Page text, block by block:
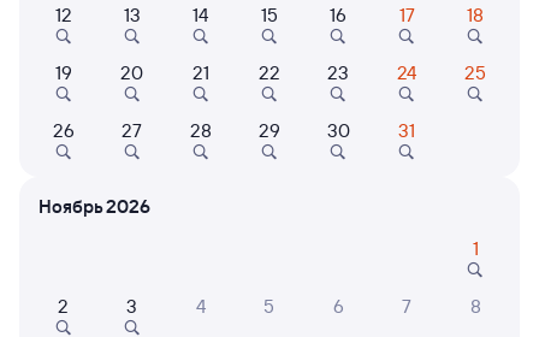
Выберите дату
Найдём билет на поезд за вас
Даже если сейчас нет мест
Все
Путешественникам нравятся эти варианты
12 13 14 15 16 17 18
19 20 21 22 23 24 25
26 27 28 29 30 31
Ноябрь 2026
1
2 3 4 5 6 7 8